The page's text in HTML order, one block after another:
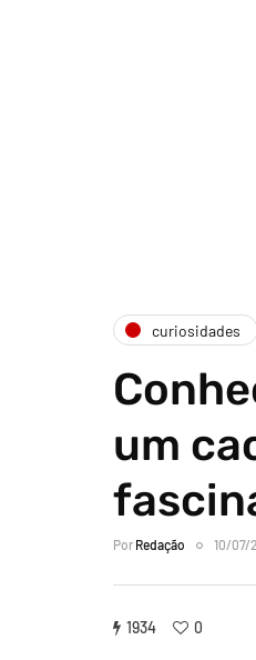
curiosidades
um
Por Redação 10/07/
1934 0